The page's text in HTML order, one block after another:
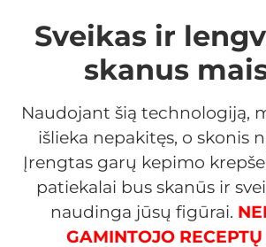
Sveikas ir
skanus
Naudojant šią technologiją,
išlieka nepakitęs, o skonis
Įrengtas garų kepimo
patiekalai bus skanūs ir
naudinga jūsų figūrai.
GAMINTOJO